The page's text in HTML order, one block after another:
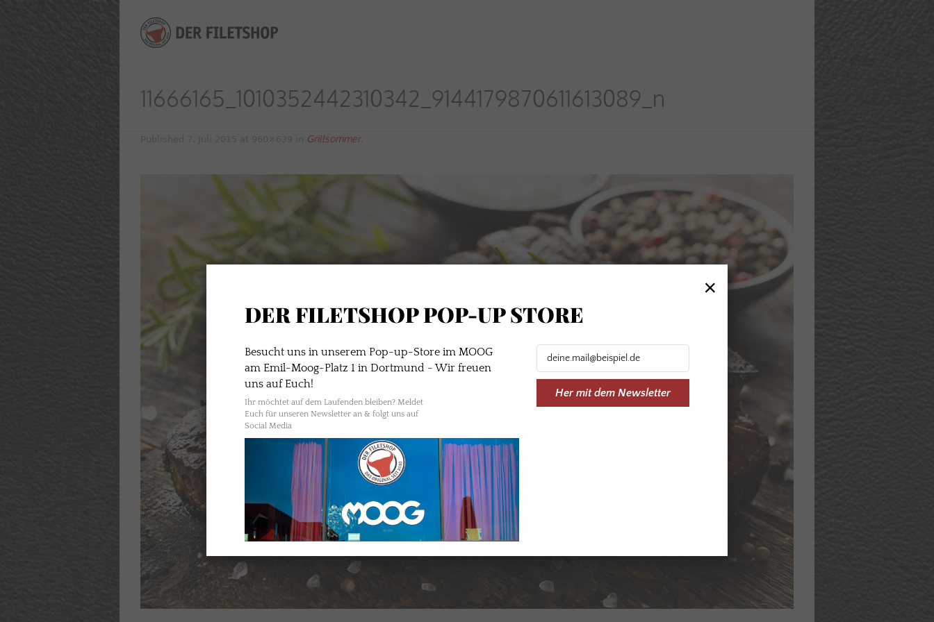
11666165_1010352442310342_9144179870611613089_n
Grillsommer.
DER FILETSHOP POP-UP STORE
Besucht uns in unserem Pop-up-Store im MOOG
am Emil-Moog-Platz 1 in Dortmund - Wir freuen
uns auf Euch!
Ihr möchtet auf dem Laufenden bleiben? Meldet
Euch für unseren Newsletter an & folgt uns auf
Social Media
Her mit dem Newsletter
×